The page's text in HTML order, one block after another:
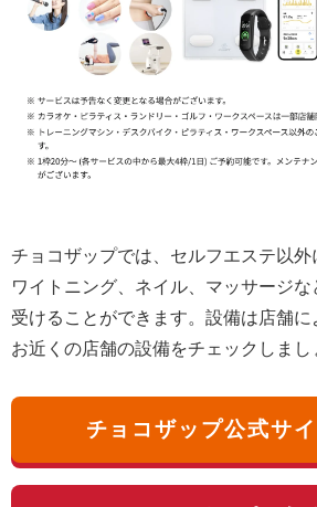
チョコザップでは、セルフエステ以
ワイトニング、ネイル、マッサージ
受けることができます。設備は店舗に
お近くの店舗の設備をチェックしまし
チョコザップ公式サ